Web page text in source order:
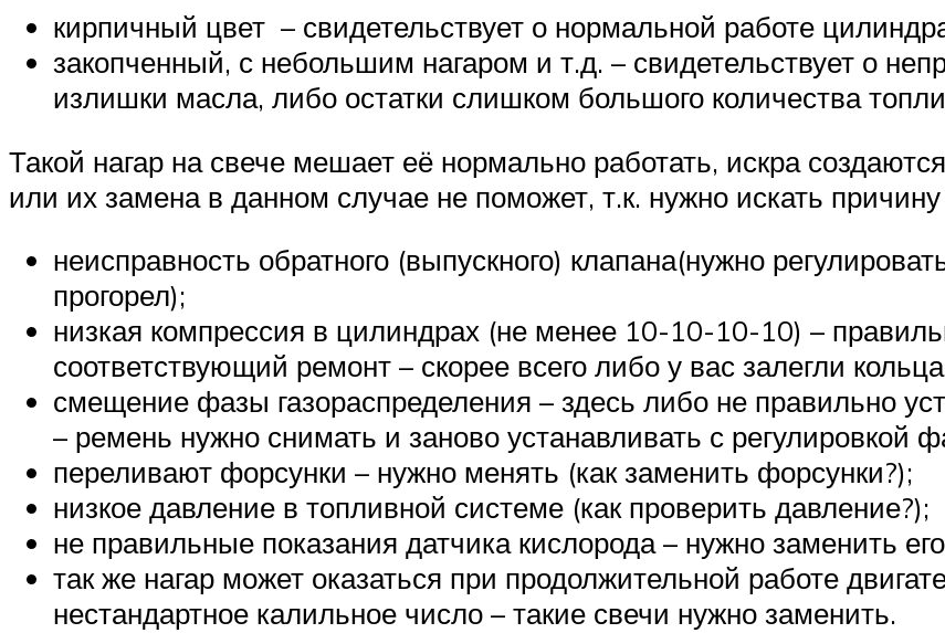
кирпичный цвет – свидетельствует о нормальной работе
закопченный, с небольшим нагаром и т.д. – свидетельствует о
излишки масла, либо остатки слишком большого количества
Такой нагар на свече мешает её нормально работать, искра
или их замена в данном случае не поможет, т.к. нужно искать
неисправность обратного (выпускного) клапана(нужно
прогорел);
низкая компрессия в цилиндрах (не менее 10-10-10-10) –
соответствующий ремонт – скорее всего либо у вас залегли
смещение фазы газораспределения – здесь либо не правильно
– ремень нужно снимать и заново устанавливать с регулировкой
переливают форсунки – нужно менять (как заменить форсунки?);
низкое давление в топливной системе (как проверить давление?);
не правильные показания датчика кислорода – нужно заменить
так же нагар может оказаться при продолжительной работе
нестандартное калильное число – такие свечи нужно заменить.